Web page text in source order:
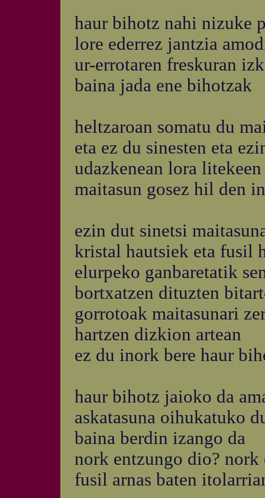
haur bihotz nahi nizuke
lore ederrez jantzia
ur-errotaren freskuran
baina jada ene bihotzak
heltzaroan somatu du
eta ez du sinesten eta
udazkenean lora
maitasun gosez hil den
ezin dut sinetsi
kristal hautsiek eta fusil
elurpeko ganbaretatik
bortxatzen dituzten
gorrotoak maitasunari
hartzen dizkion artean
ez du inork bere haur
haur bihotz jaioko da
askatasuna oihukatuko
baina berdin izango da
nork entzungo dio? nork
fusil arnas baten